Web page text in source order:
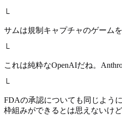
└
サムは規制キャプチャのゲームを
└
これは純粋なOpenAIだね。
└
FDAの承認についても同じよう
枠組みができるとは思えないけ